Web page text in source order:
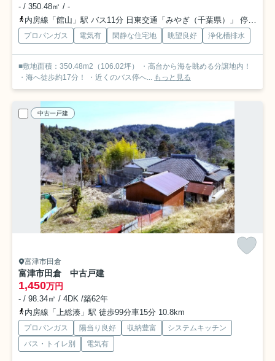
- / 350.48㎡ / -
内房線「館山」駅 バス11分 日東交通「みやぎ（千葉県）」 停歩71分車18分 9.0km
プロパンガス 電気有 閑静な住宅地 眺望良好 浄化槽排水
■敷地面積：350.48m2（106.02坪） ・高台から海を眺める分譲地内！
・海へ徒歩約17分！ ・近くのバス停へ... もっと見る
中古一戸建
富津市田倉
富津市田倉 中古戸建
1,450万円
- / 98.34㎡ / 4DK /築62年
内房線「上総湊」駅 徒歩99分車15分 10.8km
プロパンガス 陽当り良好 収納豊富
システムキッチン
バス・トイレ別
電気有